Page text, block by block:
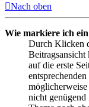
Nach oben
Wie markiere ich
Durch Klicken
Beitragsansicht
auf die erste
nicht genügend